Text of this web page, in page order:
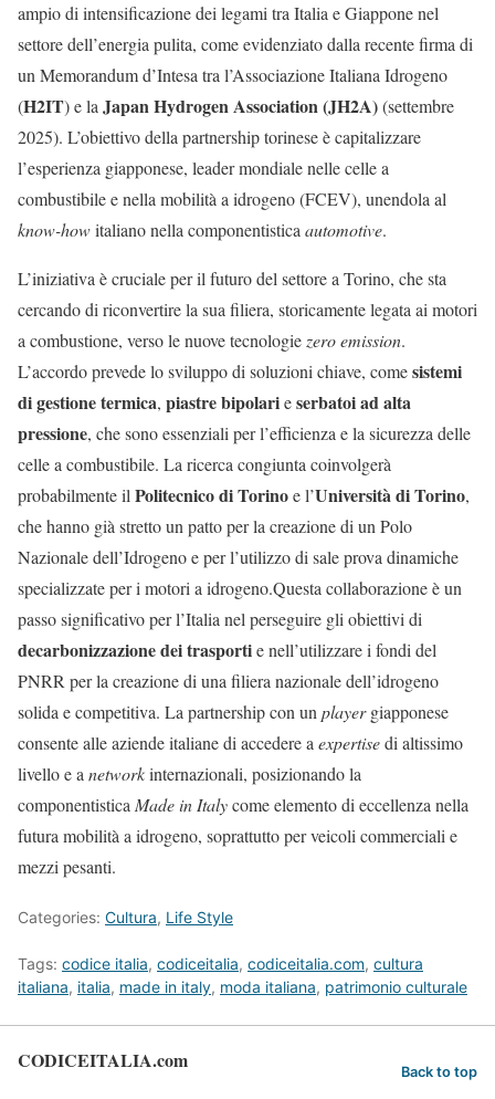
ampio di intensificazione dei legami tra Italia e Giappone nel
settore dell’energia pulita, come evidenziato dalla recente firma di
un Memorandum d’Intesa tra l’Associazione Italiana Idrogeno
(H2IT) e laJapan Hydrogen Association (JH2A)(settembre
2025). L’obiettivo della partnership torinese è capitalizzare
l’esperienza giapponese, leader mondiale nelle celle a
combustibile e nella mobilità a idrogeno (FCEV), unendola al
know-howitaliano nella componentisticaautomotive.
L’iniziativa è cruciale per il futuro del settore a Torino, che sta
cercando di riconvertire la sua filiera, storicamente legata ai motori
a combustione, verso le nuove tecnologiezero emission.
L’accordo prevede lo sviluppo di soluzioni chiave, comesistemi
di gestione termica, piastre bipolarieserbatoi ad alta
pressione, che sono essenziali per l’efficienza e la sicurezza delle
celle a combustibile. La ricerca congiunta coinvolgerà
probabilmente ilPolitecnico di Torinoe l’Università di Torino,
che hanno già stretto un patto per la creazione di un Polo
Nazionale dell’Idrogeno e per l’utilizzo di sale prova dinamiche
specializzate per i motori a idrogeno.Questa collaborazione è un
passo significativo per l’Italia nel perseguire gli obiettivi di
decarbonizzazione dei trasportie nell’utilizzare i fondi del
PNRR per la creazione di una filiera nazionale dell’idrogeno
solida e competitiva. La partnership con unplayergiapponese
consente alle aziende italiane di accedere aexpertisedi altissimo
livello e anetworkinternazionali, posizionando la
componentisticaMade in Italycome elemento di eccellenza nella
futura mobilità a idrogeno, soprattutto per veicoli commerciali e
mezzi pesanti.
Categories: Cultura, Life Style
Tags: codice italia, codiceitalia, codiceitalia.com, cultura
italiana, italia, made in italy, moda italiana, patrimonio culturale
CODICEITALIA.com Back to top